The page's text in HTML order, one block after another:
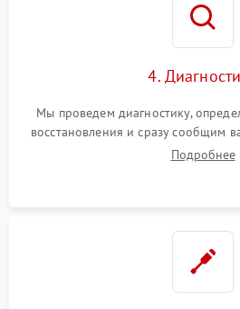
4.
Мы проведем диагностику,
восстановления и сразу сообщим
Подробнее